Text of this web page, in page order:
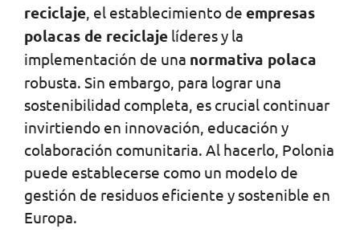
reciclaje , el establecimiento de empresas
polacas de reciclaje líderes y la
implementación de una normativa polaca
robusta. Sin embargo, para lograr una
sostenibilidad completa, es crucial continuar
invirtiendo en innovación, educación y
colaboración comunitaria. Al hacerlo, Polonia
puede establecerse como un modelo de
gestión de residuos eficiente y sostenible en
Europa.